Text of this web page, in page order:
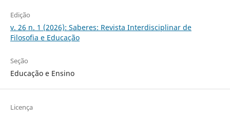
Edição
v. 26 n. 1 (2026): Saberes: Revista Interdisciplinar de
Filosofia e Educação
Seção
Educação e Ensino
Licença